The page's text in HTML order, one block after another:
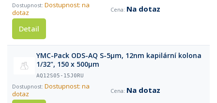
Dostupnost: na
dotaz
Na dotaz
Detail
YMC-Pack ODS-AQ S-5µm, 12nm kapilární kolona
1/32", 150 x 500µm
AQ12S05-15J0RU
Dostupnost: na
dotaz
Na dotaz